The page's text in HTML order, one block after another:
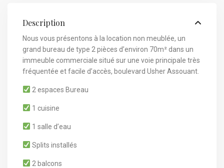
Description
Nous vous présentons à la location non meublée, un
grand bureau de type 2 pièces d’environ 70m² dans un
immeuble commerciale situé sur une voie principale très
fréquentée et facile d’accès, boulevard Usher Assouant.
2 espaces Bureau
1 cuisine
1 salle d’eau
Splits installés
2 balcons